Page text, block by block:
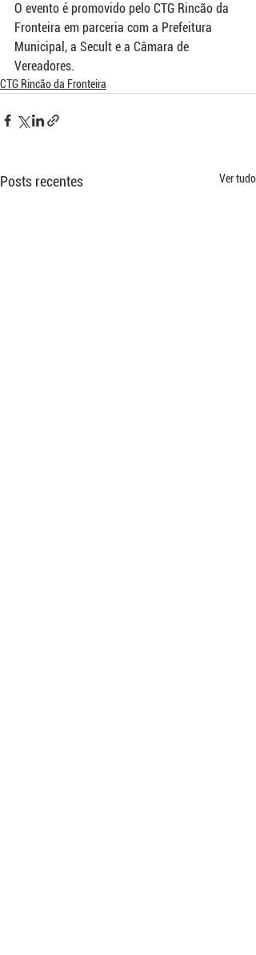
O evento é promovido pelo CTG Rincão da
Fronteira em parceria com a Prefeitura
Municipal, a Secult e a Câmara de
Vereadores.
CTG Rincão da Fronteira
Posts recentes Ver tudo